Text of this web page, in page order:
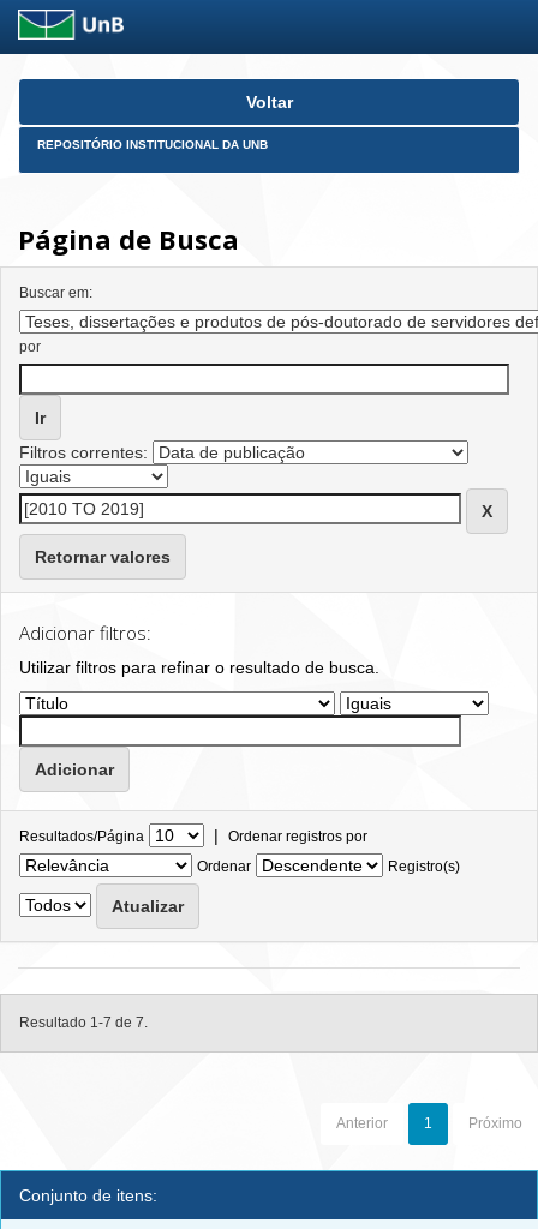
Skip
Voltar
REPOSITÓRIO INSTITUCIONAL DA UNB
Página de Busca
Buscar em:
por
Filtros correntes:
Retornar valores
Adicionar filtros:
Utilizar filtros para refinar o resultado de busca.
Resultados/Página | Ordenar registros por
Ordenar
Registro(s)
Resultado 1-7 de 7.
Anterior 1 Próximo
Conjunto de itens: